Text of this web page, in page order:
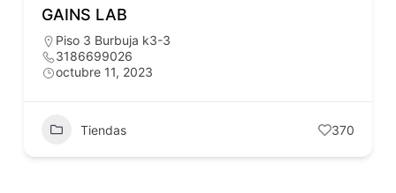
GAINS LAB
Piso 3 Burbuja k3-3
3186699026
octubre 11, 2023
Tiendas 370